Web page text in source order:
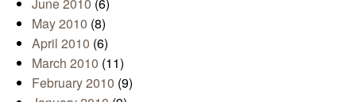
May 2010 (8)
April 2010 (6)
March 2010 (11)
February 2010 (9)